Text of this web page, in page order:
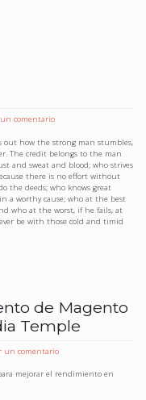
comentarioen
Man
in
the
Arena
how the strong man stumbles,
The credit belongs to the man
and sweat and blood; who strives
there is no effort without
the deeds; who knows great
a worthy cause; who at the best
who at the worst, if he fails, at
be with those cold and timid
de Magento
Temple
un comentarioen
mejorar
mejorar el rendimiento en